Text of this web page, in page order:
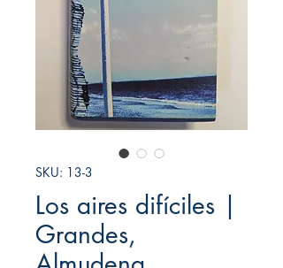
SKU: 13-3
Los aires difíciles |
Grandes,